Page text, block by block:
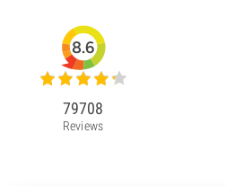
8.6
79708
Reviews